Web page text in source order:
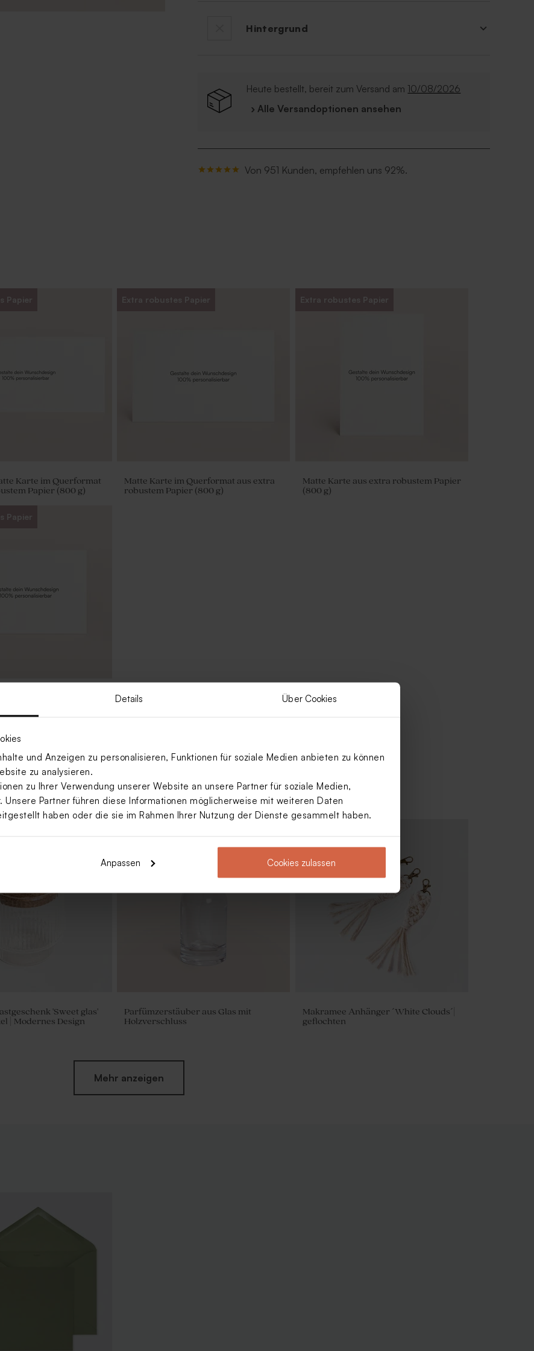
Details Über Cookies
und Anzeigen zu personalisieren, Funktionen für soziale Medien anbieten zu können
zu analysieren.
zu Ihrer Verwendung unserer Website an unsere Partner für soziale Medien,
Unsere Partner führen diese Informationen möglicherweise mit weiteren Daten
haben oder die sie im Rahmen Ihrer Nutzung der Dienste gesammelt haben.
Anpassen Cookies zulassen
Hintergrund
Heute bestellt, bereit zum Versand am 10/08/2026
› Alle Versandoptionen ansehen
Von 951 Kunden, empfehlen uns 92%.
Papier
Karte im Querformat
Papier (800 g)
Extra robustes Papier
Matte Karte im Querformat aus extra
robustem Papier (800 g)
Extra robustes Papier
Matte Karte aus extra robustem Papier
(800 g)
Papier
Querformat aus extra
(800 g)
'Sweet glas'
| Modernes Design
Parfümzerstäuber aus Glas mit
Holzverschluss
Makramee Anhänger ´White Clouds´|
geflochten
Mehr anzeigen